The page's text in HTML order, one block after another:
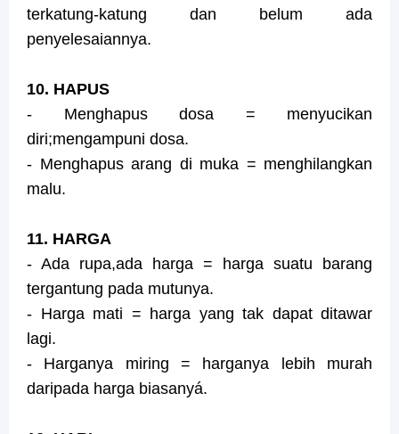
terkatung-katung dan belum ada
penyelesaiannya.
10. HAPUS
- Menghapus dosa = menyucikan
diri;mengampuni dosa.
- Menghapus arang di muka = menghilangkan
malu.
11. HARGA
- Ada rupa,ada harga = harga suatu barang
tergantung pada mutunya.
- Harga mati = harga yang tak dapat ditawar
lagi.
- Harganya miring = harganya lebih murah
daripada harga biasanyá.